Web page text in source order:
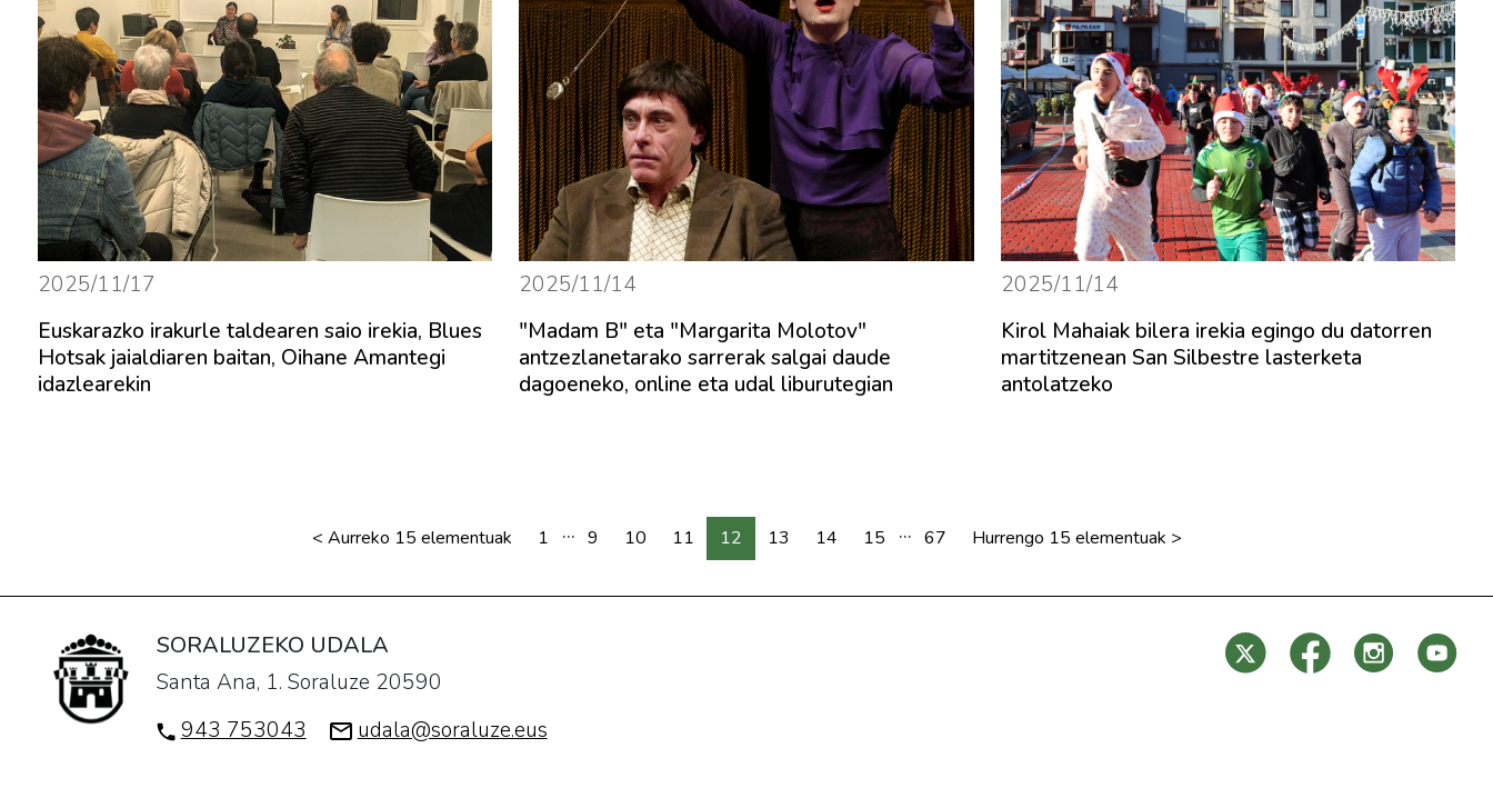
2025/11/17
Euskarazko irakurle taldearen saio irekia, Blues
Hotsak jaialdiaren baitan, Oihane Amantegi
idazlearekin
2025/11/14
"Madam B" eta "Margarita Molotov"
antzezlanetarako sarrerak salgai daude
dagoeneko, online eta udal liburutegian
2025/11/14
Kirol Mahaiak bilera irekia egingo du datorren
martitzenean San Silbestre lasterketa
antolatzeko
< Aurreko 15 elementuak 1 ... 9 10 11 12 13 14 15 ... 67 Hurrengo 15 elementuak >
SORALUZEKO UDALA
Santa Ana, 1. Soraluze 20590
943 753043
udala@soraluze.eus